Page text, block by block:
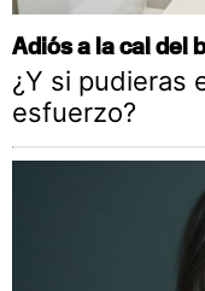
Adiós a la cal del
¿Y si pudieras
esfuerzo?